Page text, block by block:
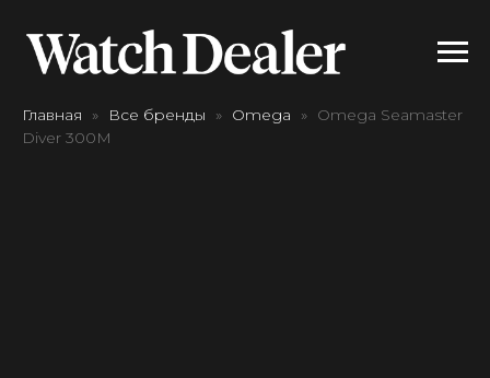
Главная Все бренды Omega
Omega Seamaster
Diver 300M